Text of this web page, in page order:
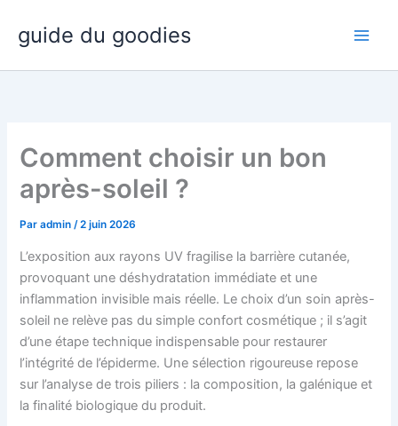
contenu
guide du goodies
Comment choisir un bon
après-soleil ?
Paradmin/2 juin 2026
L’exposition aux rayons UV fragilise la barrière cutanée,
provoquant une déshydratation immédiate et une
inflammation invisible mais réelle. Le choix d’un soin après-
soleil ne relève pas du simple confort cosmétique ; il s’agit
d’une étape technique indispensable pour restaurer
l’intégrité de l’épiderme. Une sélection rigoureuse repose
sur l’analyse de trois piliers : la composition, la galénique et
la finalité biologique du produit.